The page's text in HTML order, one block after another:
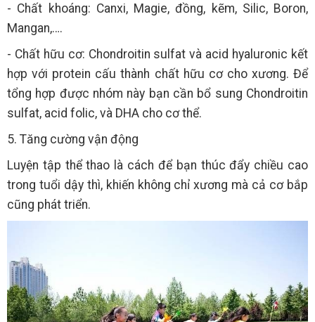
- Chất khoáng: Canxi, Magie, đồng, kẽm, Silic, Boron,
Mangan,….
- Chất hữu cơ: Chondroitin sulfat và acid hyaluronic kết
hợp với protein cấu thành chất hữu cơ cho xương. Để
tổng hợp được nhóm này bạn cần bổ sung Chondroitin
sulfat, acid folic, và DHA cho cơ thể.
5. Tăng cường vận động
Luyện tập thể thao là cách để bạn thúc đẩy chiều cao
trong tuổi dậy thì, khiến không chỉ xương mà cả cơ bắp
cũng phát triển.